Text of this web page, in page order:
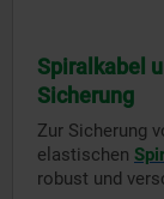
Spiralkabel
Sicherung
Zur Sicherung
elastischen
robust und